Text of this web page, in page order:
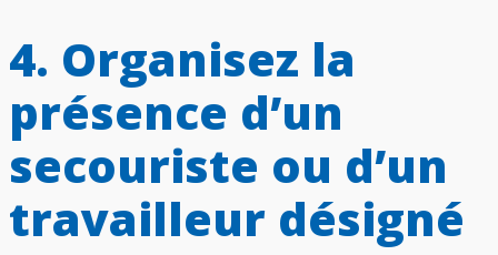
4. Organisez la
présence d’un
secouriste ou d’un
travailleur désigné